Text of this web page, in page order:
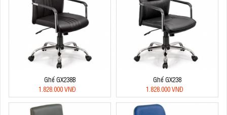
Ghế GX238B
1.828.000 VNĐ
Ghế GX238
1.828.000 VNĐ